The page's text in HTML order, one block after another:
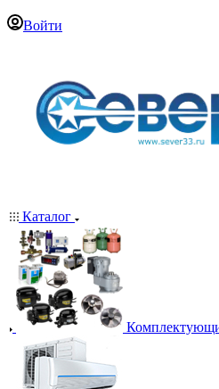
Войти
Каталог